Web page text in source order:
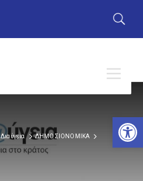
Διαύγεια ΔΗΜΟΣΙΟΝΟΜΙΚΑ